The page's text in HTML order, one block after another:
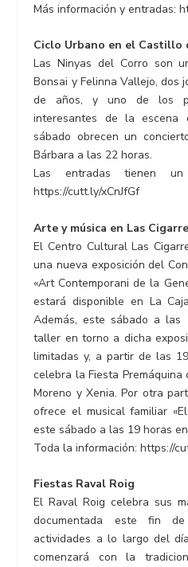
Más información y entradas:
Ciclo Urbano en el Castillo
Las Ninyas del Corro son
Bonsai y Felinna Vallejo, dos
de años, y uno de los
interesantes de la escena
sábado obrecen un
Bárbara a las 22 horas.
Las entradas tienen
https://cutt.ly/xCnJfGf
Arte y música en Las
El Centro Cultural Las
una nueva exposición del
«Art Contemporani de la
estará disponible en La
Además, este sábado a
taller en torno a dicha
limitadas y, a partir de las
celebra la Fiesta
Moreno y Xenia. Por otra
ofrece el musical familiar
este sábado a las 19 horas
Toda la información: https://
Fiestas Raval Roig
El Raval Roig celebra sus
documentada este fin
actividades a lo largo del
comenzará con la